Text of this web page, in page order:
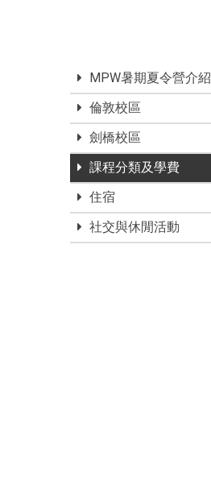
MPW暑期夏令營介紹
倫敦校區
劍橋校區
課程分類及學費
住宿
社交與休閒活動